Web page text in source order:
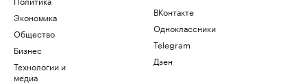
Экономика
Общество
Бизнес
Технологии и
медиа
ВКонтакте
Одноклассники
Telegram
Дзен